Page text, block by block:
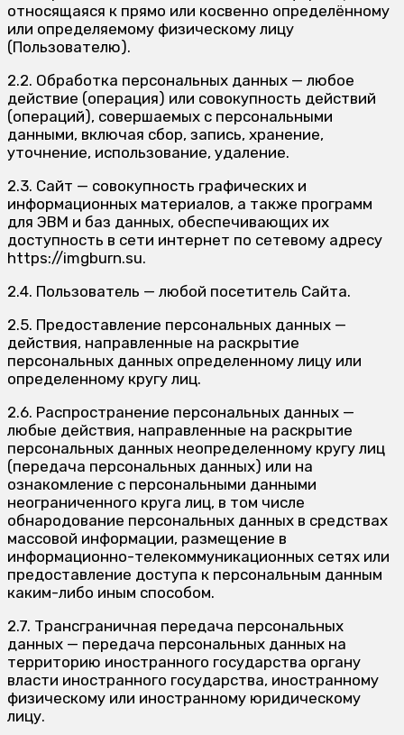
относящаяся к прямо или косвенно определённому
или определяемому физическому лицу
(Пользователю).
2.2. Обработка персональных данных — любое
действие (операция) или совокупность действий
(операций), совершаемых с персональными
данными, включая сбор, запись, хранение,
уточнение, использование, удаление.
2.3. Сайт — совокупность графических и
информационных материалов, а также программ
для ЭВМ и баз данных, обеспечивающих их
доступность в сети интернет по сетевому адресу
https://imgburn.su.
2.4. Пользователь — любой посетитель Сайта.
2.5. Предоставление персональных данных —
действия, направленные на раскрытие
персональных данных определенному лицу или
определенному кругу лиц.
2.6. Распространение персональных данных —
любые действия, направленные на раскрытие
персональных данных неопределенному кругу лиц
(передача персональных данных) или на
ознакомление с персональными данными
неограниченного круга лиц, в том числе
обнародование персональных данных в средствах
массовой информации, размещение в
информационно-телекоммуникационных сетях или
предоставление доступа к персональным данным
каким-либо иным способом.
2.7. Трансграничная передача персональных
данных — передача персональных данных на
территорию иностранного государства органу
власти иностранного государства, иностранному
физическому или иностранному юридическому
лицу.